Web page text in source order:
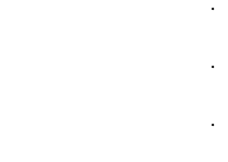
・
・
・